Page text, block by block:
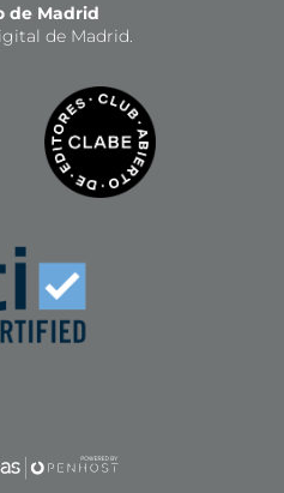
de Madrid
de Madrid.